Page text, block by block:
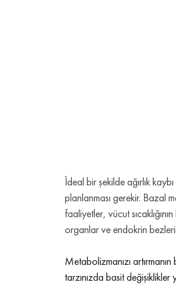
İdeal bir şekilde ağırlık
planlanması gerekir. Bazal
faaliyetler, vücut
organlar ve endokrin
Metabolizmanızı
tarzınızda basit değişiklikler